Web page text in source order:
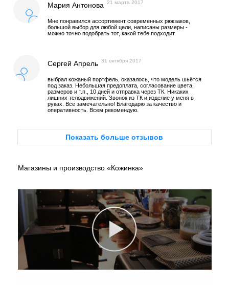
Мария Антонова 21 марта 2017
Мне понравился ассортимент современных рюкзаков,
большой выбор для любой цели, написаны размеры -
можно точно подобрать тот, какой тебе подходит.
Сергей Апрель 31 октября 2017
выбрал кожаный портфель, оказалось, что модель шьётся
под заказ. Небольшая предоплата, согласование цвета,
размеров и т.п., 10 дней и отправка через ТК. Никаких
лишних телодвижений. Звонок из ТК и изделие у меня в
руках. Все замечательно! Благодарю за качество и
оперативность. Всем рекомендую.
Показать больше отзывов
Магазины и производство «Кожинка»